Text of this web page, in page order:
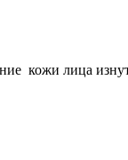
кожи лица